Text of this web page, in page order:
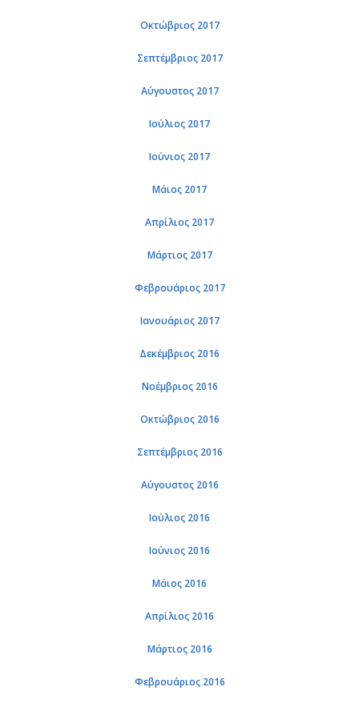
Οκτώβριος 2017
Σεπτέμβριος 2017
Αύγουστος 2017
Ιούλιος 2017
Ιούνιος 2017
Μάιος 2017
Απρίλιος 2017
Μάρτιος 2017
Φεβρουάριος 2017
Ιανουάριος 2017
Δεκέμβριος 2016
Νοέμβριος 2016
Οκτώβριος 2016
Σεπτέμβριος 2016
Αύγουστος 2016
Ιούλιος 2016
Ιούνιος 2016
Μάιος 2016
Απρίλιος 2016
Μάρτιος 2016
Φεβρουάριος 2016